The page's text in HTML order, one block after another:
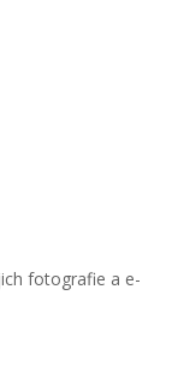
fotografie a e-